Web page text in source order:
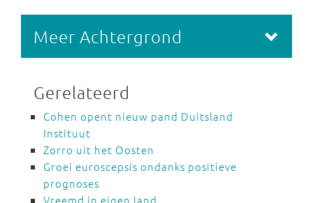
Meer Achtergrond
Gerelateerd
Cohen opent nieuw pand Duitsland
Instituut
Zorro uit het Oosten
Groei euroscepsis ondanks positieve
prognoses
Vreemd in eigen land